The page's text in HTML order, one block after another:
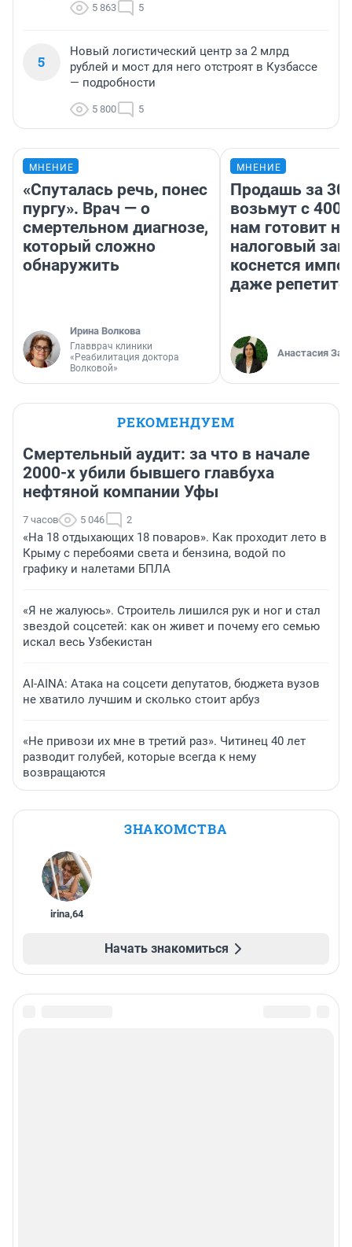
5 863 5
5
Новый логистический центр за 2 млрд
рублей и мост для него отстроят в Кузбассе
— подробности
5 800 5
МНЕНИЕ
«Спуталась речь, понес
пургу». Врач — о
смертельном диагнозе,
который сложно
обнаружить
Ирина Волкова
Главврач клиники
«Реабилитация доктора
Волковой»
МНЕНИЕ
Продашь за
возьмут с
нам готовит
налоговый
коснется
даже
Анастасия
РЕКОМЕНДУЕМ
Смертельный аудит: за что в начале
2000-х убили бывшего главбуха
нефтяной компании Уфы
7 часов 5 046 2
«На 18 отдыхающих 18 поваров». Как проходит лето в
Крыму с перебоями света и бензина, водой по
графику и налетами БПЛА
«Я не жалуюсь». Строитель лишился рук и ног и стал
звездой соцсетей: как он живет и почему его семью
искал весь Узбекистан
AI-AINA: Атака на соцсети депутатов, бюджета вузов
не хватило лучшим и сколько стоит арбуз
«Не привози их мне в третий раз». Читинец 40 лет
разводит голубей, которые всегда к нему
возвращаются
ЗНАКОМСТВА
irina,64
Начать знакомиться